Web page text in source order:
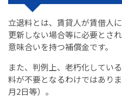
立退料とは、賃貸人が賃借人
更新しない場合等に必要とさ
意味合いを持つ補償金です。
また、判例上、老朽化してい
料が不要となるわけではあり
月2日等）。